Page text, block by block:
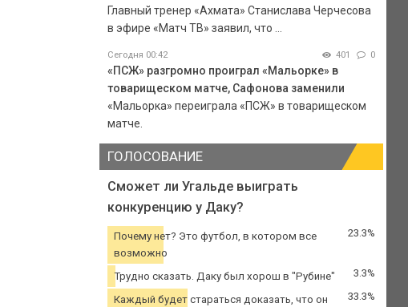
Главный тренер «Ахмата» Станислава Черчесова
в эфире «Матч ТВ» заявил, что ...
Сегодня 00:42 401 0
«ПСЖ» разгромно проиграл «Мальорке» в
товарищеском матче, Сафонова заменили
«Мальорка» переиграла «ПСЖ» в товарищеском
матче.
ГОЛОСОВАНИЕ
Сможет ли Угальде выиграть
конкуренцию у Даку?
Почему нет? Это футбол, в котором все
возможно
23.3%
Трудно сказать. Даку был хорош в "Рубине" 3.3%
Каждый будет стараться доказать, что он
33.3%